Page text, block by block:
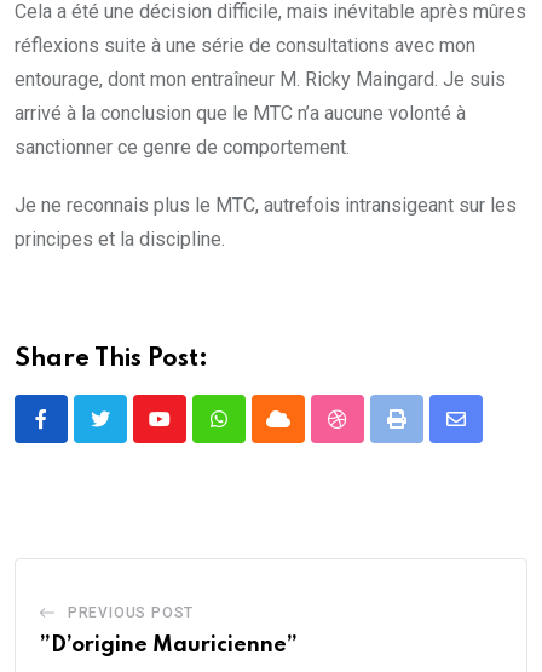
Cela a été une décision difficile, mais inévitable après mûres
réflexions suite à une série de consultations avec mon
entourage, dont mon entraîneur M. Ricky Maingard. Je suis
arrivé à la conclusion que le MTC n’a aucune volonté à
sanctionner ce genre de comportement.
Je ne reconnais plus le MTC, autrefois intransigeant sur les
principes et la discipline.
Share This Post:
YoutubeWhatsappCloud StumbleUpon
Print
Share
PREVIOUS POST
”D’origine Mauricienne”